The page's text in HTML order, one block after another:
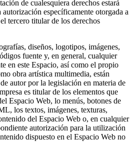
de cualesquiera derechos estará
específicamente otorgada a
tercero titular de los derechos
diseños, logotipos, imágenes,
fuente y, en general, cualquier
en este Espacio, así como el propio
obra artística multimedia, están
autor por la legislación en materia de
es titular de los elementos que
Espacio Web, lo menús, botones de
los textos, imágenes, texturas,
del Espacio Web o, en cualquier
autorización para la utilización
dispuesto en el Espacio Web no